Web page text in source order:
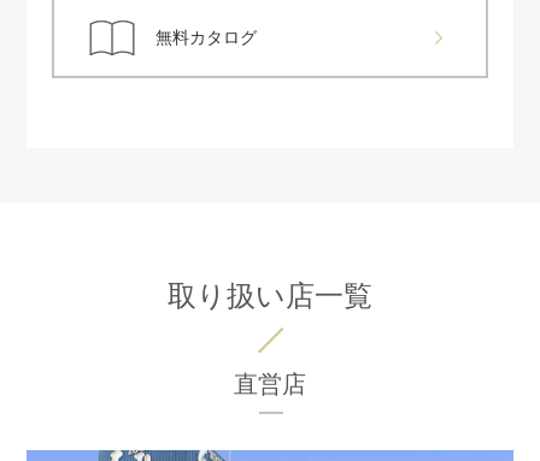
無料カタログ
取り扱い店一覧
直営店